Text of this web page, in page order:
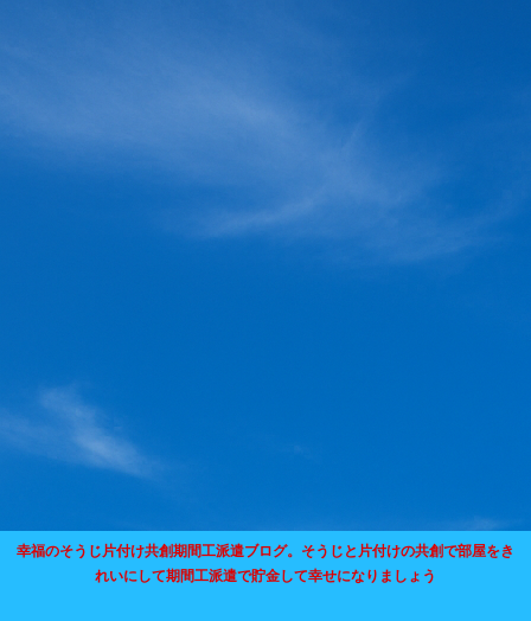
幸福のそうじ片付け共創期間工派遣ブログ。そうじと片付けの共創で部屋をき
れいにして期間工派遣で貯金して幸せになりましょう